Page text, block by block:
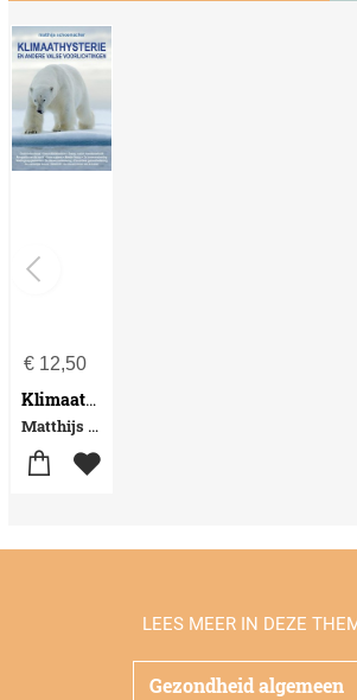
€12,50
Klimaathysterie
Matthijs Schoemacher
Gezondheid algemeen
LEES MEER IN DEZE